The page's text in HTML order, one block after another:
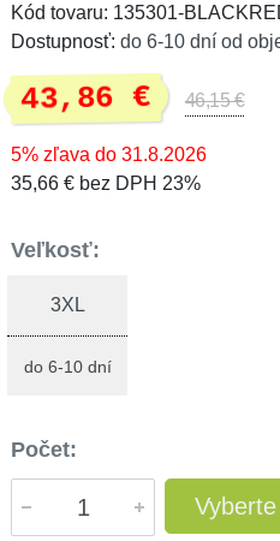
Kód tovaru: 135301-
Dostupnosť: do 6-10 dní od
43,86 € 46,15 €
5% zľava do 31.8.2026
35,66 € bez DPH 23%
Veľkosť:
3XL
do 6-10 dní
Počet: